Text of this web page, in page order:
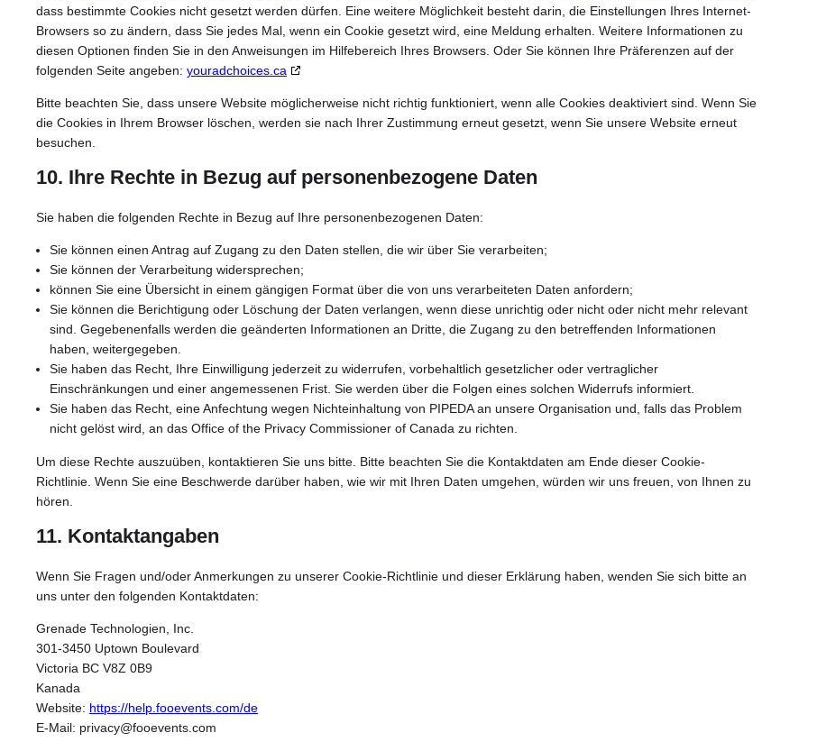
dass bestimmte Cookies nicht gesetzt werden dürfen. Eine weitere Möglichkeit besteht darin, die Einstellungen Ihres Internet-
Browsers so zu ändern, dass Sie jedes Mal, wenn ein Cookie gesetzt wird, eine Meldung erhalten. Weitere Informationen zu
diesen Optionen finden Sie in den Anweisungen im Hilfebereich Ihres Browsers. Oder Sie können Ihre Präferenzen auf der
folgenden Seite angeben: youradchoices.ca
Bitte beachten Sie, dass unsere Website möglicherweise nicht richtig funktioniert, wenn alle Cookies deaktiviert sind. Wenn Sie
die Cookies in Ihrem Browser löschen, werden sie nach Ihrer Zustimmung erneut gesetzt, wenn Sie unsere Website erneut
besuchen.
10. Ihre Rechte in Bezug auf personenbezogene Daten
Sie haben die folgenden Rechte in Bezug auf Ihre personenbezogenen Daten:
Sie können einen Antrag auf Zugang zu den Daten stellen, die wir über Sie verarbeiten;
Sie können der Verarbeitung widersprechen;
können Sie eine Übersicht in einem gängigen Format über die von uns verarbeiteten Daten anfordern;
Sie können die Berichtigung oder Löschung der Daten verlangen, wenn diese unrichtig oder nicht oder nicht mehr relevant
sind. Gegebenenfalls werden die geänderten Informationen an Dritte, die Zugang zu den betreffenden Informationen
haben, weitergegeben.
Sie haben das Recht, Ihre Einwilligung jederzeit zu widerrufen, vorbehaltlich gesetzlicher oder vertraglicher
Einschränkungen und einer angemessenen Frist. Sie werden über die Folgen eines solchen Widerrufs informiert.
Sie haben das Recht, eine Anfechtung wegen Nichteinhaltung von PIPEDA an unsere Organisation und, falls das Problem
nicht gelöst wird, an das Office of the Privacy Commissioner of Canada zu richten.
Um diese Rechte auszuüben, kontaktieren Sie uns bitte. Bitte beachten Sie die Kontaktdaten am Ende dieser Cookie-
Richtlinie. Wenn Sie eine Beschwerde darüber haben, wie wir mit Ihren Daten umgehen, würden wir uns freuen, von Ihnen zu
hören.
11. Kontaktangaben
Wenn Sie Fragen und/oder Anmerkungen zu unserer Cookie-Richtlinie und dieser Erklärung haben, wenden Sie sich bitte an
uns unter den folgenden Kontaktdaten:
Grenade Technologien, Inc.
301-3450 Uptown Boulevard
Victoria BC V8Z 0B9
Kanada
Website: https://help.fooevents.com/de
E-Mail: privacy@fooevents.com